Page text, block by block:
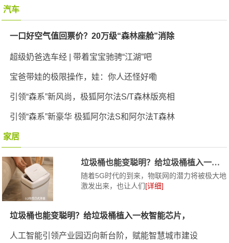
汽车
一口好空气值回票价？20万级“森林座舱”消除
超级奶爸选车经 | 带着宝宝驰骋“江湖”吧
宝爸带娃的极限操作，娃：你人还怪好嘞
引领“森系”新风尚，极狐阿尔法S/T森林版亮相
引领“森系”新豪华 极狐阿尔法S和阿尔法T森林
家居
垃圾桶也能变聪明？给垃圾桶植入一枚智能芯
随着5G时代的到来，物联网的潜力将被极大地
激发出来，也让人们[详细]
垃圾桶也能变聪明？给垃圾桶植入一枚智能芯片，
人工智能引领产业园迈向新台阶，赋能智慧城市建设